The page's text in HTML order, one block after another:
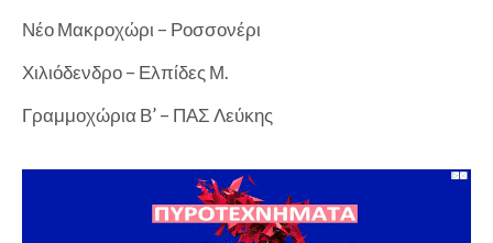
Νέο Μακροχώρι – Ροσσονέρι
Χιλιόδενδρο – Ελπίδες Μ.
Γραμμοχώρια Β’ – ΠΑΣ Λεύκης